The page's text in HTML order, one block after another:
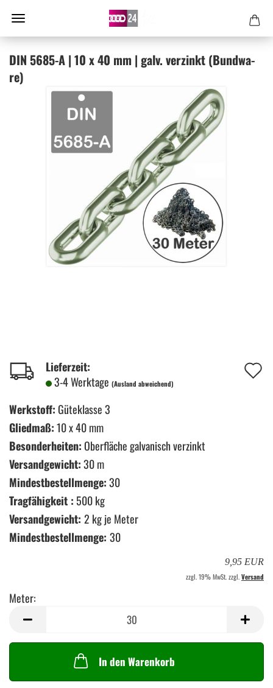
DIN 5685-​A | 10 x 40 mm | galv. ver­zinkt (Bund­wa­
re)
Lieferzeit:
3-4 Werktage (Ausland abweichend)
Werkstoff:Güteklasse 3
Gliedmaß:10 x 40 mm
Besonderheiten:Oberfläche galvanisch verzinkt
Versandgewicht:30 m
Mindestbestellmenge:30
Tragfähigkeit :500 kg
Versandgewicht: 2 kg je Meter
Mindestbestellmenge: 30
9,95 EUR
zzgl. 19% MwSt. zzgl.Versand
Meter:
In den Warenkorb